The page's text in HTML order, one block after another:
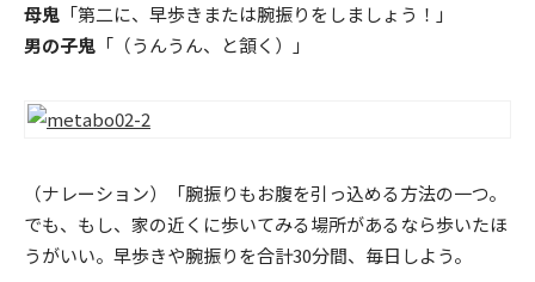
母鬼 「第二に、早歩きまたは腕振りをしましょう！」
男の子鬼 「（うんうん、と頷く）」
（ナレーション）「腕振りもお腹を引っ込める方法の一つ。
でも、もし、家の近くに歩いてみる場所があるなら歩いたほ
うがいい。早歩きや腕振りを合計30分間、毎日しよう。